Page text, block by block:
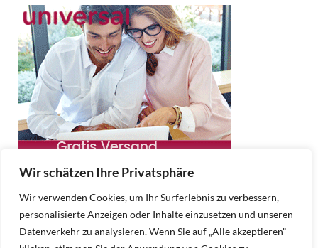
Wir schätzen Ihre Privatsphäre
Wir verwenden Cookies, um Ihr Surferlebnis zu verbessern,
personalisierte Anzeigen oder Inhalte einzusetzen und unseren
Datenverkehr zu analysieren. Wenn Sie auf „Alle akzeptieren"